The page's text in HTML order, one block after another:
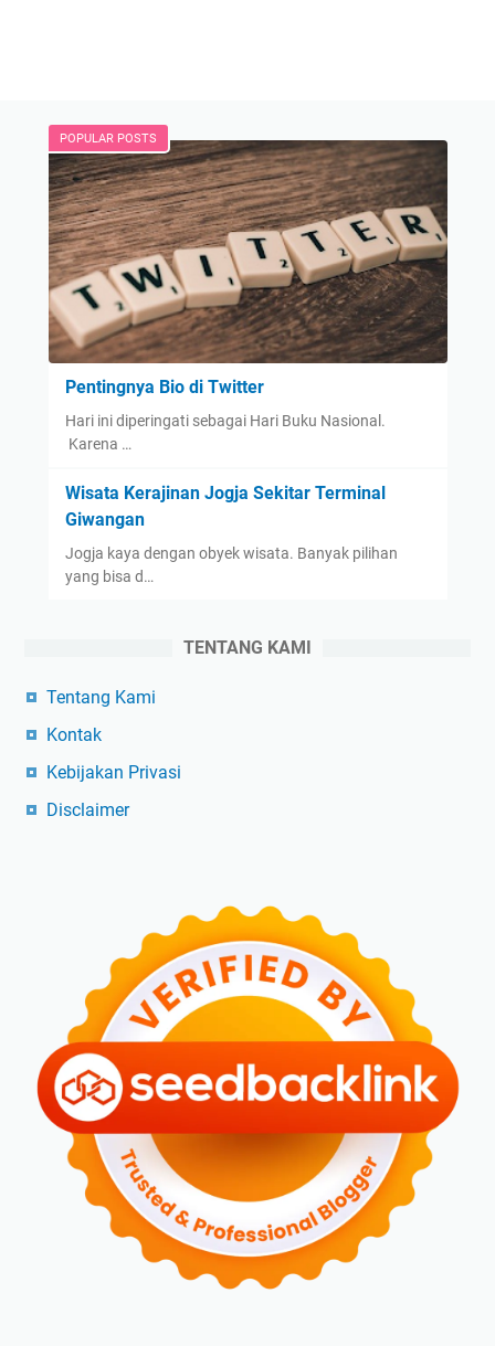
POPULAR POSTS
Pentingnya Bio di Twitter
Hari ini diperingati sebagai Hari Buku Nasional.
Karena …
Wisata Kerajinan Jogja Sekitar Terminal
Giwangan
Jogja kaya dengan obyek wisata. Banyak pilihan
yang bisa d…
TENTANG KAMI
Tentang Kami
Kontak
Kebijakan Privasi
Disclaimer